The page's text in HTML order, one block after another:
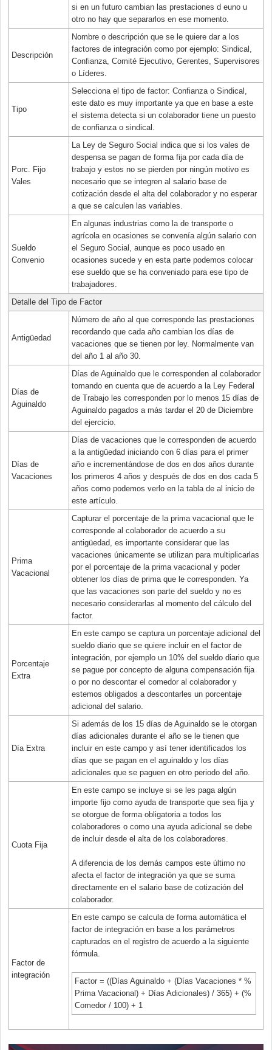
si en un futuro cambian las prestaciones d euno u
otro no hay que separarlos en ese momento.
Descripción
Nombre o descripción que se le quiere dar a los
factores de integración como por ejemplo: Sindical,
Confianza, Comité Ejecutivo, Gerentes, Supervisores
o Líderes.
Tipo
Selecciona el tipo de factor: Confianza o Sindical,
este dato es muy importante ya que en base a este
el sistema detecta si un colaborador tiene un puesto
de confianza o sindical.
Porc. Fijo
Vales
La Ley de Seguro Social indica que si los vales de
despensa se pagan de forma fija por cada día de
trabajo y estos no se pierden por ningún motivo es
necesario que se integren al salario base de
cotización desde el alta del colaborador y no esperar
a que se calculen las variables.
Sueldo
Convenio
En algunas industrias como la de transporte o
agrícola en ocasiones se convenía algún salario con
el Seguro Social, aunque es poco usado en
ocasiones sucede y en esta parte podemos colocar
ese sueldo que se ha conveniado para ese tipo de
trabajadores.
Detalle del Tipo de Factor
Antigüedad
Número de año al que corresponde las prestaciones
recordando que cada año cambian los días de
vacaciones que se tienen por ley. Normalmente van
del año 1 al año 30.
Días de
Aguinaldo
Días de Aguinaldo que le corresponden al colaborador
tomando en cuenta que de acuerdo a la Ley Federal
de Trabajo les corresponden por lo menos 15 días de
Aguinaldo pagados a más tardar el 20 de Diciembre
del ejercicio.
Días de
Vacaciones
Días de vacaciones que le corresponden de acuerdo
a la antigüedad iniciando con 6 días para el primer
año e incrementándose de dos en dos años durante
los primeros 4 años y después de dos en dos cada 5
años como podemos verlo en la tabla de al inicio de
este artículo.
Prima
Vacacional
Capturar el porcentaje de la prima vacacional que le
corresponde al colaborador de acuerdo a su
antigüedad, es importante considerar que las
vacaciones únicamente se utilizan para multiplicarlas
por el porcentaje de la prima vacacional y poder
obtener los días de prima que le corresponden. Ya
que las vacaciones son parte del sueldo y no es
necesario considerarlas al momento del cálculo del
factor.
Porcentaje
Extra
En este campo se captura un porcentaje adicional del
sueldo diario que se quiere incluir en el factor de
integración, por ejemplo un 10% del sueldo diario que
se pague por concepto de alguna compensación fija
o por no descontar el comedor al colaborador y
estemos obligados a descontarles un porcentaje
adicional del salario.
Día Extra
Si además de los 15 días de Aguinaldo se le otorgan
días adicionales durante el año se le tienen que
incluir en este campo y así tener identificados los
días que se pagan en el aguinaldo y los días
adicionales que se paguen en otro periodo del año.
Cuota Fija
En este campo se incluye si se les paga algún
importe fijo como ayuda de transporte que sea fija y
se otorgue de forma obligatoria a todos los
colaboradores o como una ayuda adicional se debe
de incluir desde el alta de los colaboradores.
A diferencia de los demás campos este último no
afecta el factor de integración ya que se suma
directamente en el salario base de cotización del
colaborador.
Factor de
integración
En este campo se calcula de forma automática el
factor de integración en base a los parámetros
capturados en el registro de acuerdo a la siguiente
fórmula.
Factor = ((Días Aguinaldo + (Días Vacaciones * %
Prima Vacacional) + Días Adicionales) / 365) + (%
Comedor / 100) + 1